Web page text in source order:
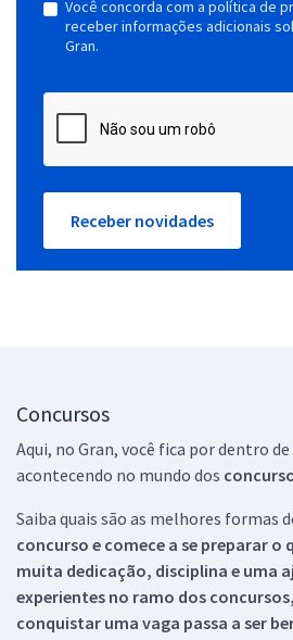
Você concorda com a política de
receber informações adicionais
Gran.
Receber novidades
Concursos
Aqui, no Gran, você fica por dentro
acontecendo no mundo dos
Saiba quais são as melhores formas
concurso e comece a se preparar o
muita dedicação, disciplina e uma
experientes no ramo dos
conquistar uma vaga passa a ser